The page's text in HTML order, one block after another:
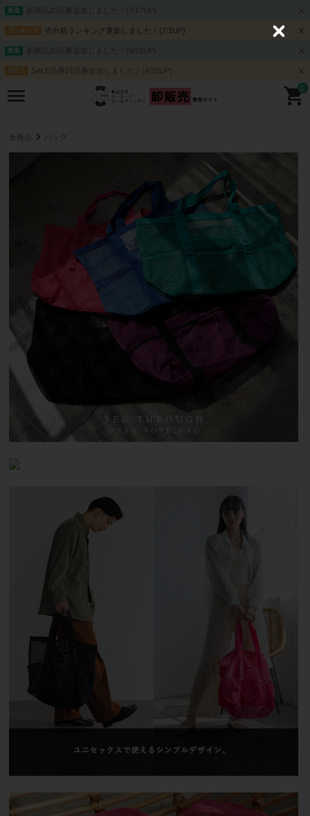
新着 新商品20品番追加しました！(7/17UP)
ランキング 売れ筋ランキング更新しました！(7/1UP)
新着 新商品20品番追加しました！(5/22UP)
SALE SALE品番27品番追加しました！(4/22UP)
0
全商品 バッグ
C